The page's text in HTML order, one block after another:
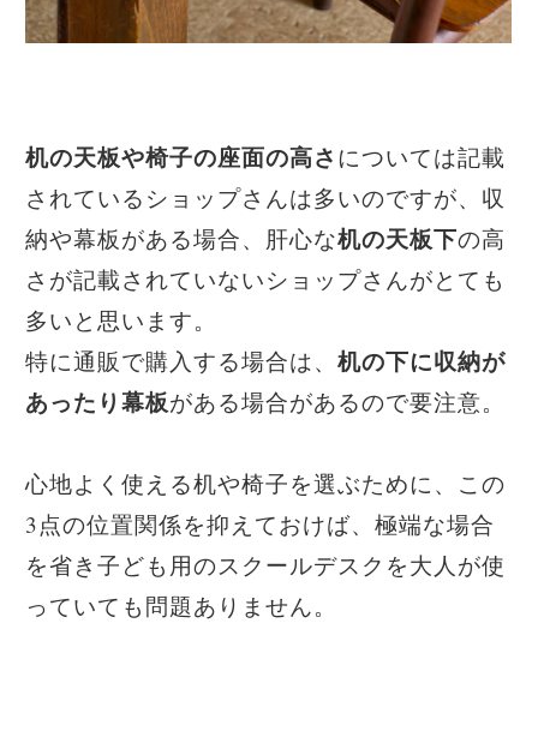
机の天板や椅子の座面の高さ については記載
されているショップさんは多いのですが、収
納や幕板がある場合、肝心な机の天板下の高
さが記載されていないショップさんがとても
多いと思います。
特に通販で購入する場合は、机の下に収納が
あったり幕板がある場合があるので要注意。
心地よく使える机や椅子を選ぶために、この
3点の位置関係を抑えておけば、極端な場合
を省き子ども用のスクールデスクを大人が使
っていても問題ありません。